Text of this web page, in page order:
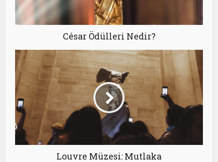
César Ödülleri Nedir?
Louvre Müzesi: Mutlaka